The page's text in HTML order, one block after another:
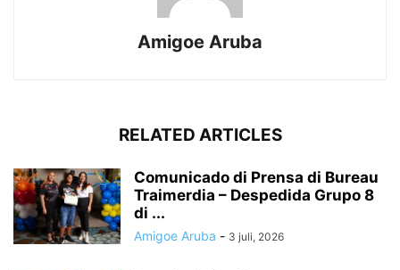
Amigoe Aruba
RELATED ARTICLES
Comunicado di Prensa di Bureau
Traimerdia – Despedida Grupo 8
di ...
Amigoe Aruba - 3 juli, 2026